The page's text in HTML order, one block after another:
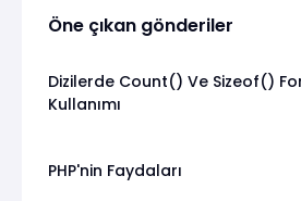
Öne çıkan gönderiler
Dizilerde Count() Ve Sizeof()
Kullanımı
PHP'nin Faydaları